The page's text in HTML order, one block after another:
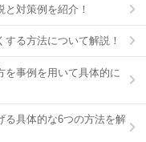
対策例を紹介！
る方法について解説！
を事例を用いて具体的に
る具体的な6つの方法を解